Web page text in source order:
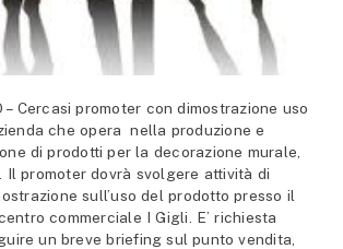
– Cercasi promoter con dimostrazione uso
che opera nella produzione e
di prodotti per la decorazione murale,
Il promoter dovrà svolgere attività di
sull’uso del prodotto presso il
commerciale I Gigli. E’ richiesta
un breve briefing sul punto vendita,